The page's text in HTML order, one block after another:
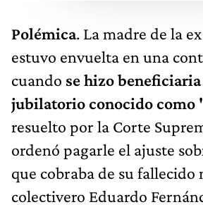
Polémica. La madre de la
estuvo envuelta en una
cuando se hizo
jubilatorio conocido como
resuelto por la Corte
ordenó pagarle el ajuste
que cobraba de su fallecido
colectivero Eduardo